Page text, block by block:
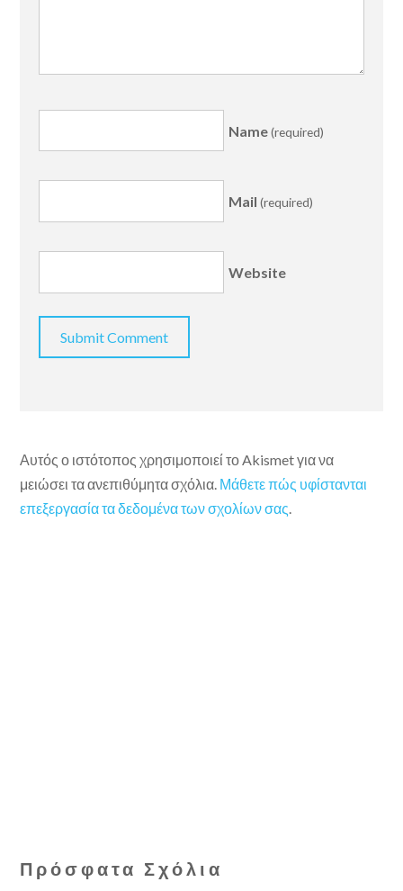
Name(required)
Mail (required)
Website
Αυτός ο ιστότοπος χρησιμοποιεί το Akismet για να
μειώσει τα ανεπιθύμητα σχόλια. Μάθετε πώς υφίστανται
επεξεργασία τα δεδομένα των σχολίων σας.
Πρόσφατα Σχόλια